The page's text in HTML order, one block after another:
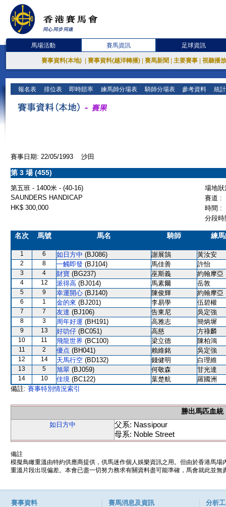
馬場活動 賽馬資訊 足球資訊
賽事資料(本地) 賽事資料(越洋轉播) 賽馬新聞 主要賽事 視聽播
報名表 排位表 即時賠率 練馬師分場表 騎師分場表 參考資料 統
賽事日期: 22/05/1993 沙田
第 3 場 (455)
第五班 - 1400米 - (40-16)
場地
SAUNDERS HANDICAP
賽道 :
HK$ 300,000
時間 :
分段
名次 馬號 馬名 騎師 練
1 6 如日方中 (BJ086) 謝展鵠 黃汝安
2 8 一觸即發 (BJ104) 馬佳善 許怡
3 4 財寶 (BG237) 巫斯義 約翰摩亞
4 12 派得高 (BJ014) 馬素爾 岳敦
5 9 幸運開心 (BJ140) 陳俊輝 約翰摩亞
6 1 金的來 (BJ201) 李易學 伍碧權
7 7 友達 (BJ106) 告東尼 吳定強
8 3 周年好運 (BH191) 高雅志 簡炳墀
9 13 好叻仔 (BC051) 高慈 方祿麟
10 11 飛龍世界 (BC100) 梁立德 陳柏鴻
11 2 優点 (BH041) 賴維銘 吳定強
12 14 天馬行空 (BD132) 錢健明 白理維
13 5 旭翠 (BJ059) 何敬森 甘光達
14 10 佳境 (BC122) 葉楚航
羅國洲
備註: 賽事特別情況索引
勝出馬匹血統
如日方中
父系: Nassipour
母系: Noble Street
備註
模擬鳥瞰重溫由特約供應商提供，供馬迷作個人娛樂資訊之用。但由於香港馬
重溫片段出現偏差。本會已盡一切努力務求有關資料盡可能準確，馬會就此並
賽事資料 賽馬消息及資訊 分析